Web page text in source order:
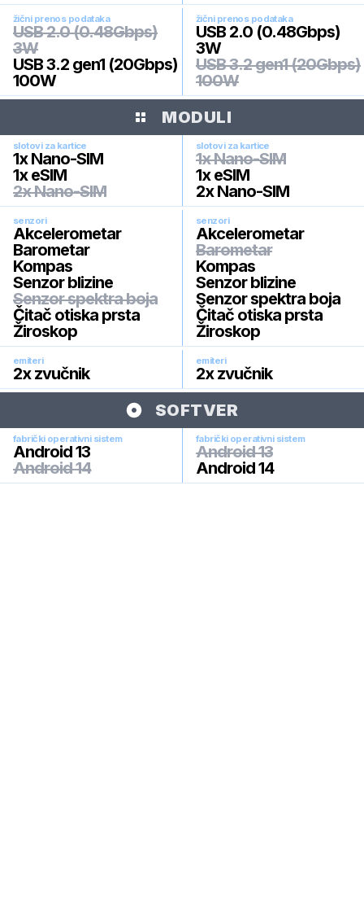
žični prenos podataka
USB 2.0 (0.48Gbps)
3W
USB 3.2 gen1 (20Gbps)
100W
žični prenos podataka
USB 2.0 (0.48Gbps)
3W
USB 3.2 gen1 (20Gbps)
100W
MODULI
slotovi za kartice
1x Nano-SIM
1x eSIM
2x Nano-SIM
slotovi za kartice
1x Nano-SIM
1x eSIM
2x Nano-SIM
senzori
Akcelerometar
Barometar
Kompas
Senzor blizine
Senzor spektra boja
Čitač otiska prsta
Žiroskop
senzori
Akcelerometar
Barometar
Kompas
Senzor blizine
Senzor spektra boja
Čitač otiska prsta
Žiroskop
emiteri
2x zvučnik
emiteri
2x zvučnik
SOFTVER
fabrički operativni sistem
Android 13
Android 14
fabrički operativni sistem
Android 13
Android 14